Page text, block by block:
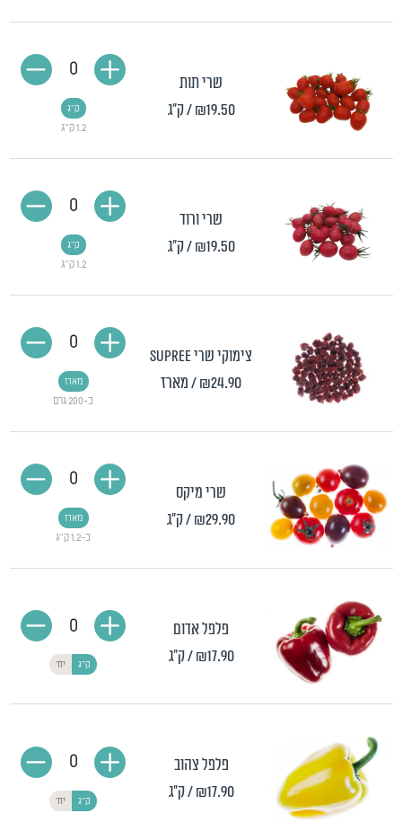
שרי תות
₪19.50 / ק"ג
1.2 ק"ג
ק"ג
0
שרי ורוד
₪19.50 / ק"ג
1.2 ק"ג
ק"ג
0
צימוקי שרי Supree
₪24.90/ מארז
כ-200 גרם
מארז
0
שרי מיקס
₪29.90/ ק"ג
כ-1.2 ק"ג
מארז
0
פלפל אדום
₪17.90 / ק"ג ק"ג יח'
0
פלפל צהוב
₪17.90 / ק"ג ק"ג יח'
0